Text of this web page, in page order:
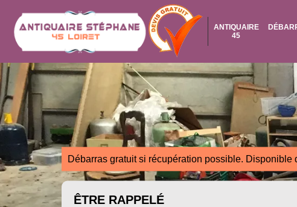
ANTIQUAIRE
45
Débarras gratuit si récupération possible. Disponible
ÊTRE RAPPELÉ